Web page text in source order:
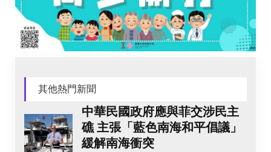
其他熱門新聞
中華民國政府應與菲交涉民主
礁 主張「藍色南海和平倡議」
緩解南海衝突